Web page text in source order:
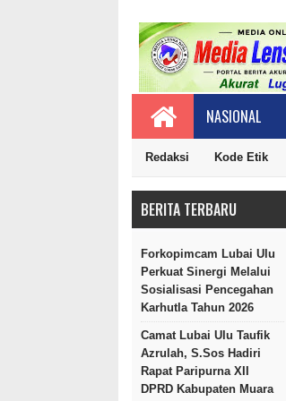
NASIONAL
Redaksi Kode Etik
BERITA TERBARU
Forkopimcam Lubai Ulu
Perkuat Sinergi Melalui
Sosialisasi Pencegahan
Karhutla Tahun 2026
Camat Lubai Ulu Taufik
Azrulah, S.Sos Hadiri
Rapat Paripurna XII
DPRD Kabupaten Muara